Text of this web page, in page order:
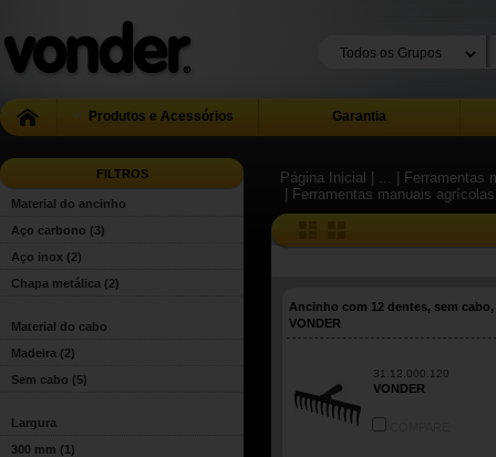
Produtos e Acessórios Garantia
FILTROS
Material do ancinho
Aço carbono (3)
Aço inox (2)
Chapa metálica (2)
Material do cabo
Madeira (2)
Sem cabo (5)
Largura
300 mm (1)
Página Inicial | ...
|
| Ferramentas manuais
Ancinho com 12 dentes, sem cabo,
VONDER
31.12.000.120
VONDER